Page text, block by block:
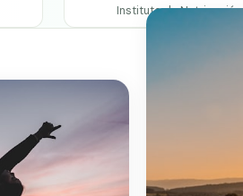
Instituto de Nutrinoción